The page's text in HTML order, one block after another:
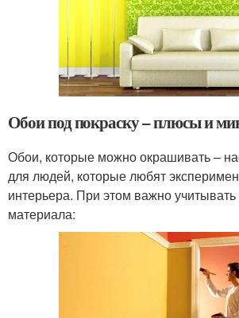
Обои под покраску – плюсы и
Обои, которые можно окрашивать –
для людей, которые любят
интерьера. При этом важно учитывать
материала: